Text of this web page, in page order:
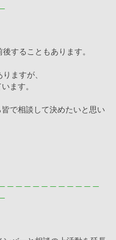
することもあります。
ますが、
ます。
で相談して決めたいと思い